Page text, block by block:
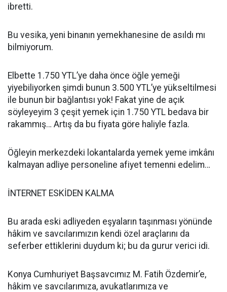
ibretti.
Bu vesika, yeni binanın yemekhanesine de asıldı mı
bilmiyorum.
Elbette 1.750 YTL’ye daha önce öğle yemeği
yiyebiliyorken şimdi bunun 3.500 YTL’ye yükseltilmesi
ile bunun bir bağlantısı yok! Fakat yine de açık
söyleyeyim 3 çeşit yemek için 1.750 YTL bedava bir
rakammış… Artış da bu fiyata göre haliyle fazla.
Öğleyin merkezdeki lokantalarda yemek yeme imkânı
kalmayan adliye personeline afiyet temenni edelim…
İNTERNET ESKİDEN KALMA
Bu arada eski adliyeden eşyaların taşınması yönünde
hâkim ve savcılarımızın kendi özel araçlarını da
seferber ettiklerini duydum ki; bu da gurur verici idi.
Konya Cumhuriyet Başsavcımız M. Fatih Özdemir’e,
hâkim ve savcılarımıza, avukatlarımıza ve